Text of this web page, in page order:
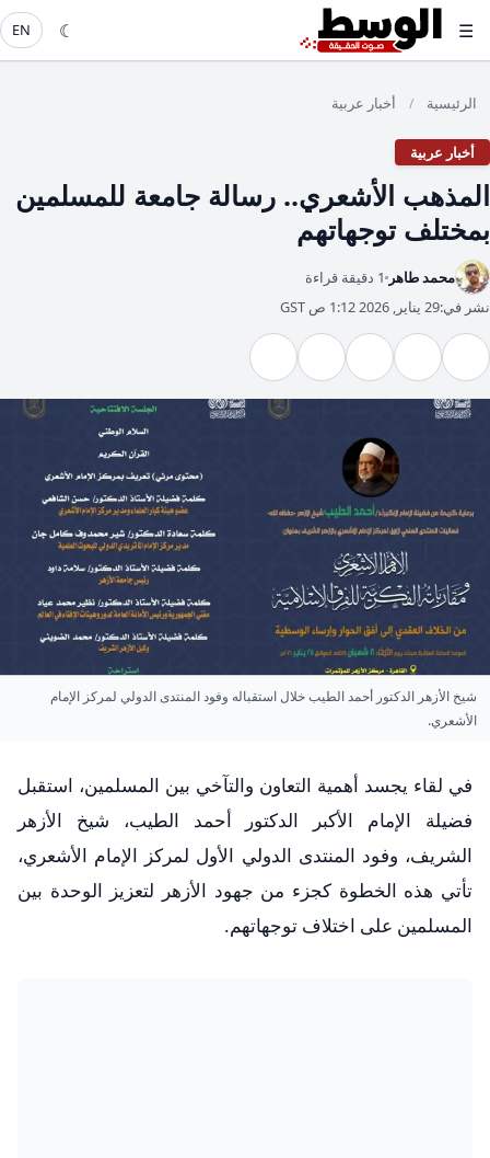
☰
☾
EN
الرئيسية / أخبار عربية
أخبار عربية
المذهب الأشعري.. رسالة جامعة للمسلمين
بمختلف توجهاتهم
محمد طاهر 1 دقيقة قراءة
نشر في:29 يناير, 2026 1:12 ص GST
شيخ الأزهر الدكتور أحمد الطيب خلال استقباله وفود المنتدى الدولي لمركز الإمام
الأشعري.
في لقاء يجسد أهمية التعاون والتآخي بين المسلمين، استقبل
فضيلة الإمام الأكبر الدكتور أحمد الطيب، شيخ الأزهر
الشريف، وفود المنتدى الدولي الأول لمركز الإمام الأشعري،
تأتي هذه الخطوة كجزء من جهود الأزهر لتعزيز الوحدة بين
المسلمين على اختلاف توجهاتهم.